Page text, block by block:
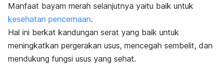
Manfaat bayam merah selanjutnya yaitu baik untuk
kesehatan pencernaan.
Hal ini berkat kandungan serat yang baik untuk
meningkatkan pergerakan usus, mencegah sembelit, dan
mendukung fungsi usus yang sehat.